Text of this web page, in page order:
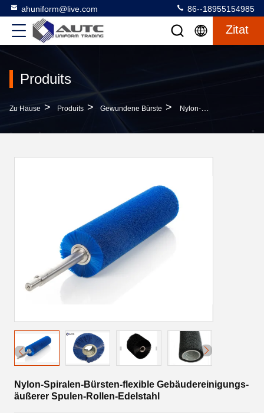
ahuniform@live.com 86--18955154985
Zitat
Produits
Zu Hause > Produits > Gewundene Bürste > Nylon-Spiralen-Bürsten-Flexible Gebäudereinigungs-Äußerer Spulen-Rollen-Edelstahl
Nylon-Spiralen-Bürsten-flexible Gebäudereinigungs-
äußerer Spulen-Rollen-Edelstahl